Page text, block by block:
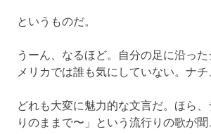
というものだ。
うーん、なるほど。自分の足に沿っ
メリカでは誰も気にしていない。ナチ
どれも大変に魅力的な文言だ。ほら
りのままで〜」という流行りの歌が聞